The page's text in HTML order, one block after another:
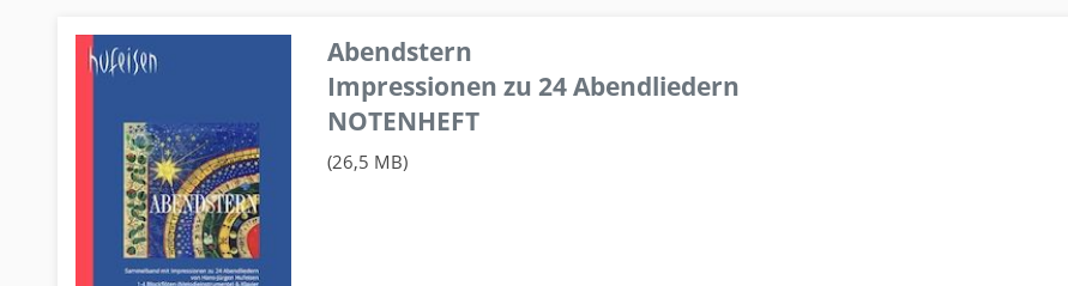
Abendstern
Impressionen zu 24 Abendliedern
NOTENHEFT
(26,5 MB)